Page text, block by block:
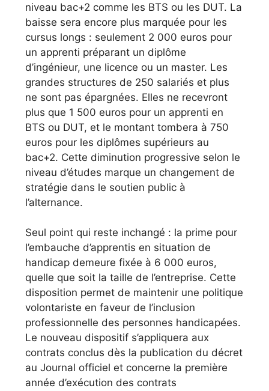
niveau bac+2 comme les BTS ou les DUT. La
baisse sera encore plus marquée pour les
cursus longs : seulement 2 000 euros pour
un apprenti préparant un diplôme
d’ingénieur, une licence ou un master. Les
grandes structures de 250 salariés et plus
ne sont pas épargnées. Elles ne recevront
plus que 1 500 euros pour un apprenti en
BTS ou DUT, et le montant tombera à 750
euros pour les diplômes supérieurs au
bac+2. Cette diminution progressive selon le
niveau d’études marque un changement de
stratégie dans le soutien public à
l’alternance.
Seul point qui reste inchangé : la prime pour
l’embauche d’apprentis en situation de
handicap demeure fixée à 6 000 euros,
quelle que soit la taille de l’entreprise. Cette
disposition permet de maintenir une politique
volontariste en faveur de l’inclusion
professionnelle des personnes handicapées.
Le nouveau dispositif s’appliquera aux
contrats conclus dès la publication du décret
au Journal officiel et concerne la première
année d’exécution des contrats